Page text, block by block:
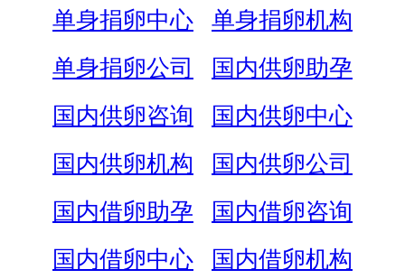
单身捐卵中心
单身捐卵机构
单身捐卵公司
国内供卵助孕
国内供卵咨询
国内供卵中心
国内供卵机构
国内供卵公司
国内借卵助孕
国内借卵咨询
国内借卵中心
国内借卵机构